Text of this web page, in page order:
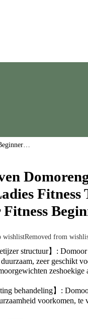
wishlistRemoved from
structuur】: Domoor
zeer geschikt
behandeling】:
voorkomen, te